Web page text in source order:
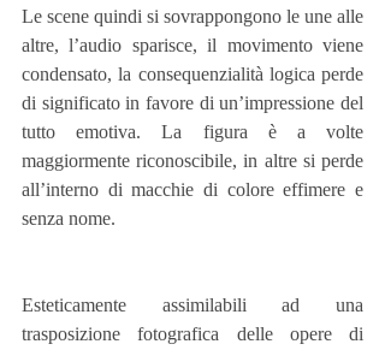
Le scene quindi si sovrappongono le une alle
altre, l’audio sparisce, il movimento viene
condensato, la consequenzialità logica perde
di significato in favore di un’impressione del
tutto emotiva. La figura è a volte
maggiormente riconoscibile, in altre si perde
all’interno di macchie di colore effimere e
senza nome.
Esteticamente assimilabili ad una
trasposizione fotografica delle opere di